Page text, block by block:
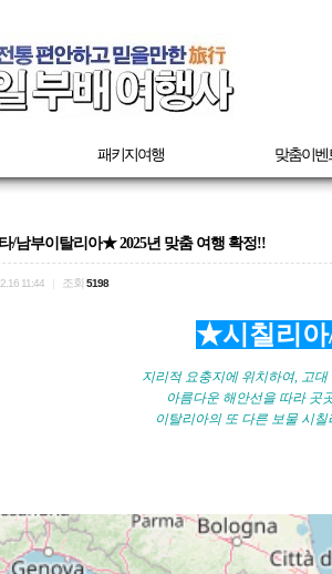
패키지여행 맞춤이벤
/남부이탈리아★ 2025년 맞춤 여행 확정!!
11:44 조회 5198
★시칠리
지리적 요충지에 위치하여, 고
아름다운 해안선을 따라 곳
이탈리아의 또 다른 보물 시